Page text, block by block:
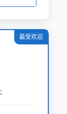
最受欢迎